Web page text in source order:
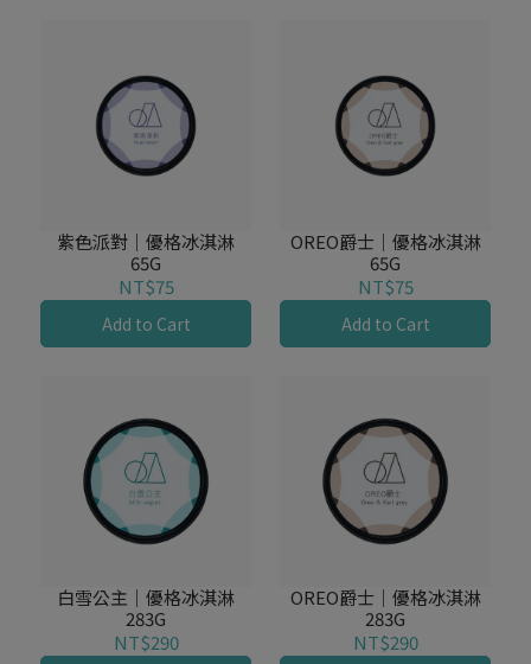
紫色派對｜優格冰淇淋
65G
NT$75
Add to Cart
OREO爵士｜優格冰淇淋
65G
NT$75
Add to Cart
白雪公主｜優格冰淇淋
283G
NT$290
OREO爵士｜優格冰淇淋
283G
NT$290